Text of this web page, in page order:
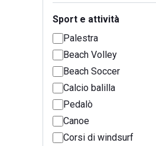
Sport e attività
Palestra
Beach Volley
Beach Soccer
Calcio balilla
Pedalò
Canoe
Corsi di windsurf